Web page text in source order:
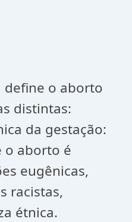
define o aborto
distintas:
da gestação:
o aborto é
eugênicas,
racistas,
étnica.